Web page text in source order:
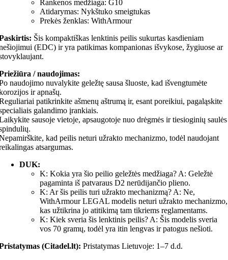
Rankenos medžiaga: G10
Atidarymas: Nykštuko smeigtukas
Prekės ženklas: WithArmour
Šis kompaktiškas lenktinis peilis sukurtas kasdieniam
(EDC) ir yra patikimas kompanionas išvykose, žygiuose ar
/ naudojimas:
naudojimo nuvalykite geležtę sausa šluoste, kad išvengtumėte
ir apnašų.
patikrinkite ašmenų aštrumą ir, esant poreikiui, pagaląskite
galandimo įrankiais.
sausoje vietoje, apsaugotoje nuo drėgmės ir tiesioginių saulės
kad peilis neturi užrakto mechanizmo, todėl naudojant
atsargumas.
DUK:
K: Kokia yra šio peilio geležtės medžiaga? A: Geležtė
pagaminta iš patvaraus D2 nerūdijančio plieno.
K: Ar šis peilis turi užrakto mechanizmą? A: Ne,
WithArmour LEGAL modelis neturi užrakto mechanizmo,
kas užtikrina jo atitikimą tam tikriems reglamentams.
K: Kiek sveria šis lenktinis peilis? A: Šis modelis sveria
vos 70 gramų, todėl yra itin lengvas ir patogus nešioti.
(Citadel.lt): Pristatymas Lietuvoje: 1–7 d.d.